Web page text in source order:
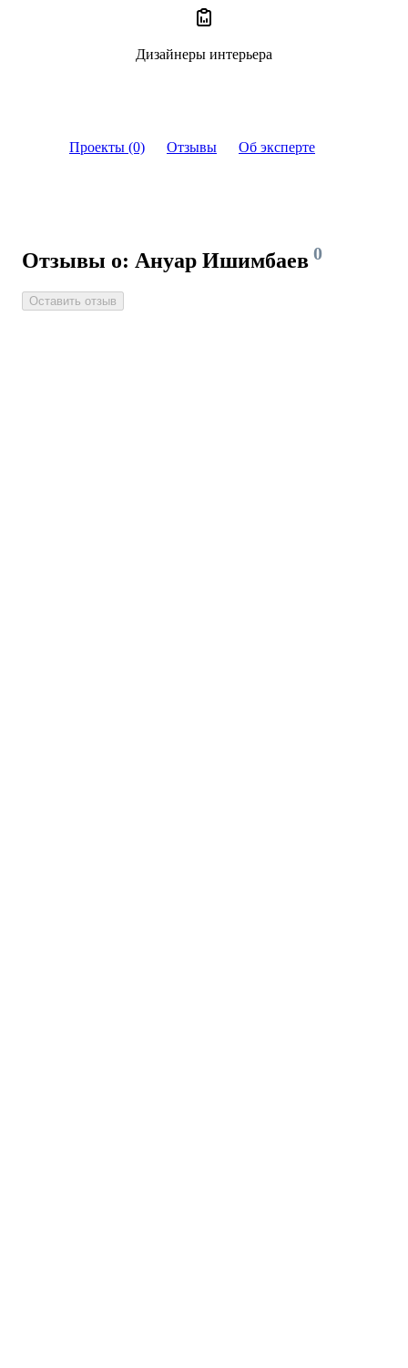
Проекты (0) Отзывы Об эксперте
Отзывы о: Ануар Ишимбаев 0
Оставить отзыв
Дизайнеры интерьера